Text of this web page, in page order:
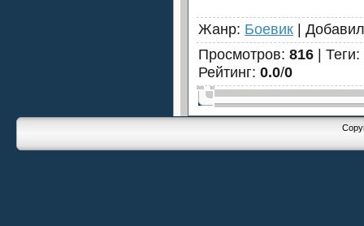
Жанр: Боевик | Добавил
Просмотров: 816 | Теги:
Рейтинг: 0.0/0